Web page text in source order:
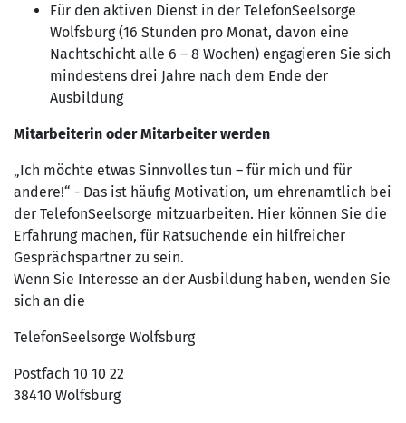
Für den aktiven Dienst in der TelefonSeelsorge
Wolfsburg (16 Stunden pro Monat, davon eine
Nachtschicht alle 6 – 8 Wochen) engagieren Sie sich
mindestens drei Jahre nach dem Ende der
Ausbildung
Mitarbeiterin oder Mitarbeiter werden
„Ich möchte etwas Sinnvolles tun – für mich und für
andere!“ - Das ist häufig Motivation, um ehrenamtlich bei
der TelefonSeelsorge mitzuarbeiten. Hier können Sie die
Erfahrung machen, für Ratsuchende ein hilfreicher
Gesprächspartner zu sein.
Wenn Sie Interesse an der Ausbildung haben, wenden Sie
sich an die
TelefonSeelsorge Wolfsburg
Postfach 10 10 22
38410 Wolfsburg